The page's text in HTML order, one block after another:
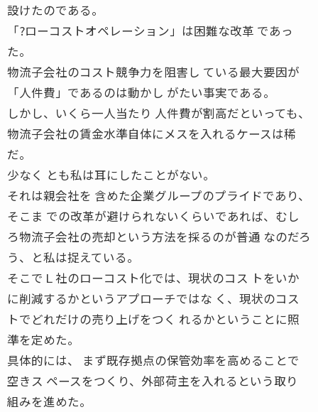
設けたのである。
「?ローコストオペレーション」は困難な改革 であっ
た。
物流子会社のコスト競争力を阻害し ている最大要因が
「人件費」であるのは動かし がたい事実である。
しかし、いくら一人当たり 人件費が割高だといっても、
物流子会社の賃金水準自体にメスを入れるケースは稀
だ。
少なく とも私は耳にしたことがない。
それは親会社を 含めた企業グループのプライドであり、
そこま での改革が避けられないくらいであれば、むし
ろ物流子会社の売却という方法を採るのが普通 なのだろ
う、と私は捉えている。
そこでＬ社のローコスト化では、現状のコス トをいか
に削減するかというアプローチではな く、現状のコス
トでどれだけの売り上げをつく れるかということに照
準を定めた。
具体的には、 まず既存拠点の保管効率を高めることで
空きス ペースをつくり、外部荷主を入れるという取り
組みを進めた。